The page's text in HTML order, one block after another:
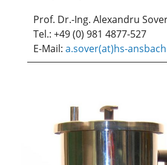
Prof. Dr.-Ing. Alexandru
Tel.: +49 (0) 981 4877-527
E-Mail: a.sover(at)hs-